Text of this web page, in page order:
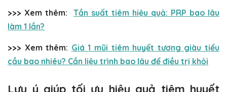
>>> Xem thêm:
Tần suất tiêm hiệu quả: PRP bao lâu
làm 1 lần?
>>> Xem thêm: Giá 1 mũi tiêm huyết tương giàu tiểu
cầu bao nhiêu? Cần liệu trình bao lâu để điều trị khỏi
Lưu ý giúp tối ưu hiệu quả tiêm huyết